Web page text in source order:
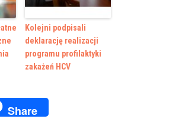
Kolejni podpisali
deklarację realizacji
programu profilaktyki
zakażeń HCV
Share